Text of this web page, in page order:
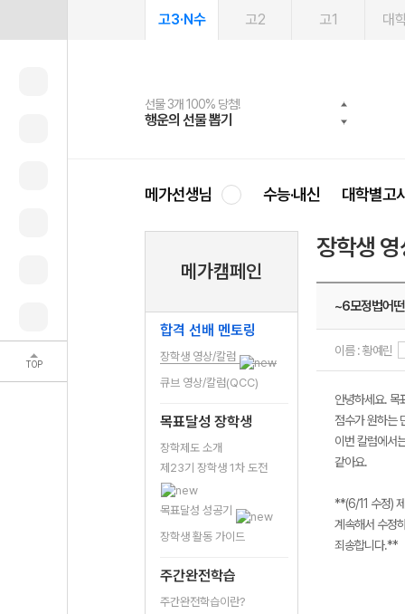
TOP
고3·N수 고2 고1 대
선물 3개 100% 당첨!
행운의 선물 뽑기
선물 100% 증정!
메가스터디 X 올리브
2027 러셀 단과
강사 공개선발
스마트러닝앱
설문 EVENT
메가패스
3일 무료 체험권
메가패스 수강생 무료혜택!
메가클럽 멤버십
사회공헌 캠페인
희망이룸 메가나눔
메가선생님 수능·내신 대학별고
메가캠페인
합격 선배 멘토링
장학생 영상/칼럼
큐브 영상/칼럼(QCC)
목표달성 장학생
장학제도 소개
제23기 장학생 1차 도전
목표달성 성공기
장학생 활동 가이드
주간완전학습
주간완전학습이란?
장학생
~6모정법어
이름 : 황예린
안녕하세요. 목
점수가 원하는
이번 칼럼에서
같아요.
**(6/11 수정)
계속해서 수정
죄송합니다.**